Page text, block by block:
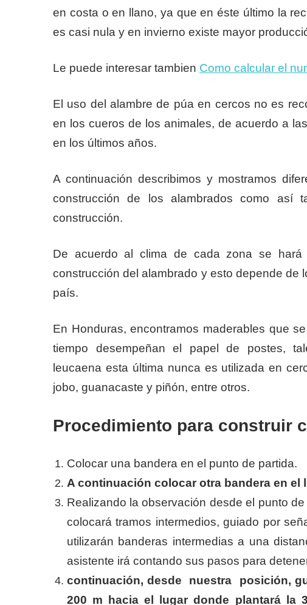
en costa o en llano, ya que en éste último la
es casi nula y en invierno existe mayor
Le puede interesar tambien Como calcular el
El uso del alambre de púa en cercos no es
en los cueros de los animales, de acuerdo a
en los últimos años.
A continuación describimos y mostramos
construcción de los alambrados como así
construcción.
De acuerdo al clima de cada zona se
construcción del alambrado y esto depende de
país.
En Honduras, encontramos maderables que
tiempo desempeñan el papel de postes,
leucaena esta última nunca es utilizada en
jobo, guanacaste y piñón, entre otros.
Procedimiento para construir
Colocar una bandera en el punto de partida.
A continuación colocar otra bandera en el
Realizando la observación desde el punto
colocará tramos intermedios, guiado por
utilizarán banderas intermedias a una
asistente irá contando sus pasos para
continuación, desde nuestra posición,
200 m hacia el lugar donde plantará la